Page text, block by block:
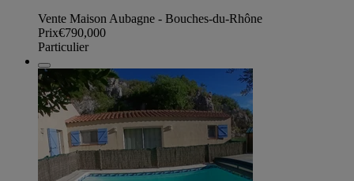
Vente Maison Aubagne - Bouches-du-Rhône
Prix€790,000
Particulier